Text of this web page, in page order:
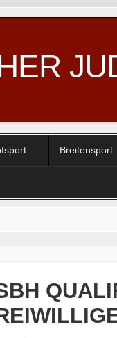
Breitensport